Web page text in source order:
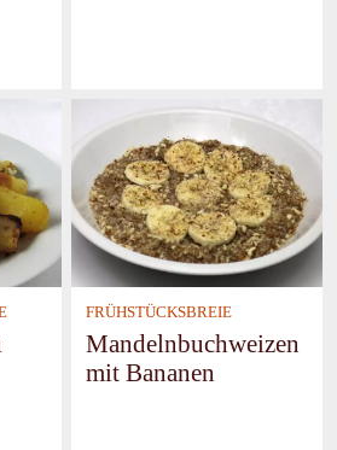
FRÜHSTÜCKSBREIE
Mandelnbuchweizen
mit Bananen